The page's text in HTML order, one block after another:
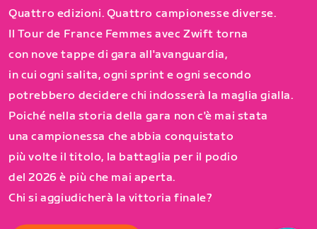
Quattro edizioni. Quattro campionesse diverse.
Il Tour de France Femmes avec Zwift torna
con nove tappe di gara all'avanguardia,
in cui ogni salita, ogni sprint e ogni secondo
potrebbero decidere chi indosserà la maglia gialla.
Poiché nella storia della gara non c'è mai stata
una campionessa che abbia conquistato
più volte il titolo, la battaglia per il podio
del 2026 è più che mai aperta.
Chi si aggiudicherà la vittoria finale?